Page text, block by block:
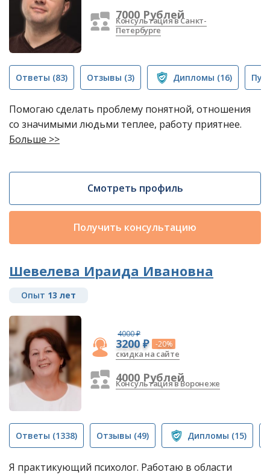
7000 Рублей
Консультация в Санкт-
Петербурге
Ответы (83) Отзывы (3) Дипломы (16)
Помогаю сделать проблему понятной, отношения
со значимыми людьми теплее, работу приятнее.
Больше >>
Смотреть профиль
Получить консультацию
Шевелева Ираида Ивановна
Опыт 13 лет
4000 ₽
3200 ₽ -20%
скидка на сайте
4000 Рублей
Консультация в Воронеже
Ответы (1338) Отзывы (49) Дипломы (15)
Я практикующий психолог. Работаю в области